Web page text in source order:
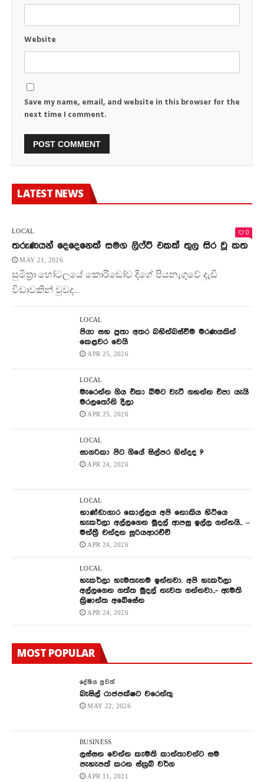
Website
Save my name, email, and website in this browser for the
next time I comment.
LATEST NEWS
LOCAL 0
තරුණයන් දෙදෙනෙක් සමග ලිෆ්ට් එකක් තුල සිර වූ කත
MAY 21, 2026
සුමිත්‍රා හෝටලයේ කොරිඩෝව දිගේ පියනැගුවේ දැඩි
විඩාවකින් වුවද...
LOCAL
පියා සහ පුතා අතර බහින්බස්වීම මරණයකින්
කෙළවර වෙයි
APR 25, 2026
LOCAL
මැරෙන්න ගිය එකා බිමට වැටී ගහන්න එපා යැයි
මරලතෝනි දීලා
APR 25, 2026
LOCAL
සාගරිකා පිට ගියේ සිල්පර හින්දද ?
APR 24, 2026
LOCAL
භාණ්ඩාගාර කොල්ලය අපි නොකිය හිටියෙ
හැකර්ලා අල්ලගෙන මුදල් ආපසු ඉල්ල ගන්නයි.. –
මන්ත්‍රී චන්දන සූරියආරච්චි
APR 24, 2026
LOCAL
හැකර්ලා හැමතැනම ඉන්නවා. අපි හැකර්ලා
අල්ලගෙන ගත්ත මුදල් නැවත ගන්නවා..- ඇමති
ක්‍රිෂාන්ත අබේසේන
APR 24, 2026
MOST POPULAR
දේශිය පුවත්
බැසිල් රාජපක්ෂට වරෙන්තු
MAY 22, 2026
BUSINESS
ලස්සන වෙන්න කැමති කාන්තාවන්ට සම
පැහැපත් කරන ස්ක්‍රබ් වර්ග
APR 11, 2021